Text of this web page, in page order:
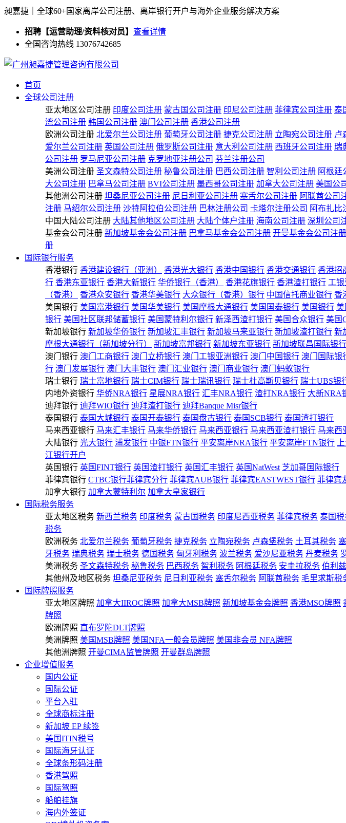
昶嘉捷｜全球60+国家离岸公司注册、离岸银行开户与海外企业服务解决方案
招聘【运营助理/资料核对员】 查看详情
全国咨询热线 13076742685
首页
全球公司注册
亚太地区公司注册 印度公司注册 蒙古国公司注册 印尼公司注册 菲律宾公司注册 泰
湾公司注册 韩国公司注册 澳门公司注册 香港公司注册
欧洲公司注册 北爱尔兰公司注册 葡萄牙公司注册 捷克公司注册 立陶宛公司注册 卢
爱尔兰公司注册 英国公司注册 俄罗斯公司注册 意大利公司注册 西班牙公司注册 瑞
公司注册 罗马尼亚公司注册 克罗地亚注册公司 芬兰注册公司
美洲公司注册 圣文森特公司注册 秘鲁公司注册 巴西公司注册 智利公司注册 阿根廷
大公司注册 巴拿马公司注册 BVI公司注册 墨西哥公司注册 加拿大公司注册 美国公
其他洲公司注册 坦桑尼亚公司注册 尼日利亚公司注册 塞舌尔公司注册 阿联酋公司
注册 马绍尔公司注册 沙特阿拉伯公司注册 巴林注册公司 卡塔尔注册公司 阿布扎比
中国大陆公司注册 大陆其他地区公司注册 大陆个体户注册 海南公司注册 深圳公司
基金会公司注册 新加坡基金会公司注册 巴拿马基金会公司注册 开曼基金会公司注册
册
国际银行服务
香港银行 香港建设银行（亚洲） 香港光大银行 香港中国银行 香港交通银行 香港招
行 香港东亚银行 香港大新银行 华侨银行（香港） 香港花旗银行 香港渣打银行 工
（香港）
香港众安银行 香港华美银行 大众银行（香港）银行 中国信托商业银行 香
美国银行 美国富港银行 美国华美银行 美国摩根大通银行 美国国泰银行 美国银行 美
银行 美国社区联邦储蓄银行 美国蒙特利尔银行 新泽西渣打银行 美国合众银行 美国
新加坡银行 新加坡华侨银行 新加坡汇丰银行 新加坡马来亚银行 新加坡渣打银行 新
摩根大通银行（新加坡分行）
新加坡富邦银行 新加坡东亚银行 新加坡联昌国际银
澳门银行 澳门工商银行 澳门立桥银行 澳门工银亚洲银行 澳门中国银行 澳门国际银
行 澳门发展银行 澳门大丰银行 澳门汇业银行 澳门商业银行 澳门蚂蚁银行
瑞士银行 瑞士富地银行 瑞士CIM银行 瑞士瑞讯银行 瑞士杜高斯贝银行 瑞士UBS银
内地外资银行 华侨NRA银行 星展NRA银行 汇丰NRA银行 渣打NRA银行 大新NRA
迪拜银行 迪拜WIO银行 迪拜渣打银行 迪拜Banque Misr银行
泰国银行 泰国大城银行 泰国开泰银行 泰国盘古银行 泰国SCB银行 泰国渣打银行
马来西亚银行 马来汇丰银行 马来华侨银行 马来西亚银行 马来西亚渣打银行 马来西
大陆银行 光大银行 浦发银行 中银FTN银行 平安离岸NRA银行 平安离岸FTN银行
江银行开户
英国银行 英国FINT银行 英国渣打银行 英国汇丰银行 英国NatWest 芝加哥国际银行
菲律宾银行 CTBC银行菲律宾分行 菲律宾AUB银行 菲律宾EASTWEST银行 菲律宾
加拿大银行 加拿大蒙特利尔 加拿大皇家银行
国际税务服务
亚太地区税务 新西兰税务 印度税务 蒙古国税务 印度尼西亚税务 菲律宾税务 泰国税
税务
欧洲税务 北爱尔兰税务 葡萄牙税务 捷克税务 立陶宛税务 卢森堡税务 土耳其税务
牙税务 瑞典税务 瑞士税务 德国税务 匈牙利税务 波兰税务 爱沙尼亚税务 丹麦税务
美洲税务 圣文森特税务 秘鲁税务 巴西税务 智利税务 阿根廷税务 安圭拉税务 伯利
其他州及地区税务 坦桑尼亚税务 尼日利亚税务 塞舌尔税务 阿联酋税务 毛里求斯税
国际牌照服务
亚太地区牌照 加拿大IIROC牌照 加拿大MSB牌照 新加坡基金会牌照 香港MSO牌照
牌照
欧洲牌照 直布罗陀DLT牌照
美洲牌照 美国MSB牌照 美国NFA一般会员牌照 美国非会员 NFA牌照
其他洲牌照 开曼CIMA监管牌照 开曼群岛牌照
企业增值服务
国内公证
国际公证
平台入驻
全球商标注册
新加坡 EP 续签
美国ITIN税号
国际海牙认证
全球条形码注册
香港驾照
国际驾照
船舶挂旗
海内外签证